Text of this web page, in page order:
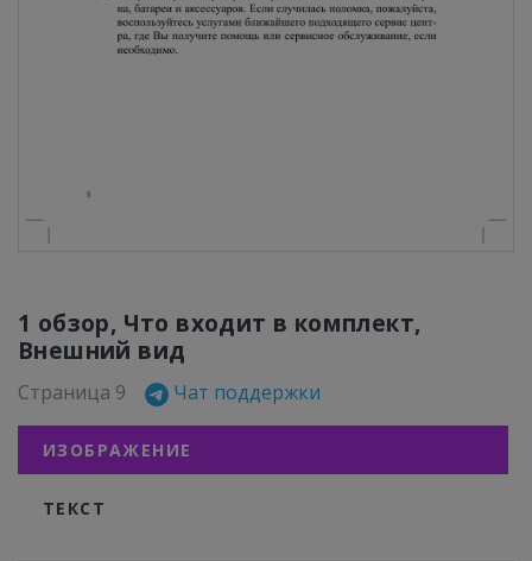
1 обзор, Что входит в комплект,
Внешний вид
Страница 9 Чат поддержки
ИЗОБРАЖЕНИЕ
ТЕКСТ